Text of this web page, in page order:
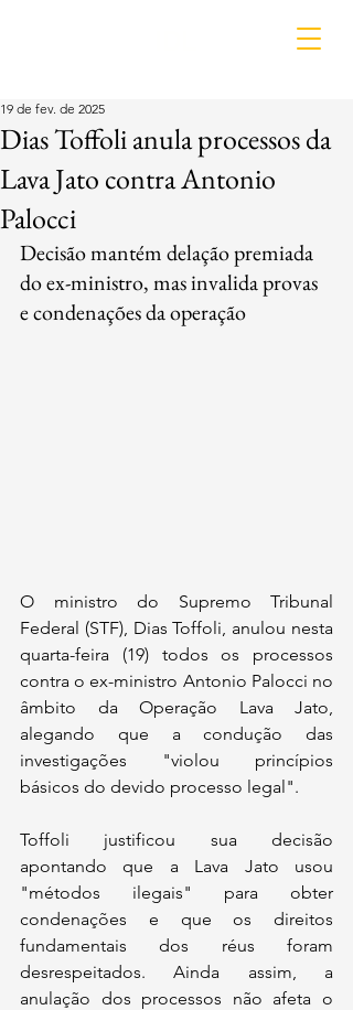
Dias Toffoli anula processos da
Lava Jato contra Antonio
Palocci
19 de fev. de 2025
Decisão mantém delação premiada
do ex-ministro, mas invalida provas
e condenações da operação
O ministro do Supremo Tribunal
Federal (STF), Dias Toffoli, anulou nesta
quarta-feira (19) todos os processos
contra o ex-ministro Antonio Palocci no
âmbito da Operação Lava Jato,
alegando que a condução das
investigações "violou princípios
básicos do devido processo legal".
Toffoli justificou sua decisão
apontando que a Lava Jato usou
"métodos ilegais" para obter
condenações e que os direitos
fundamentais dos réus foram
desrespeitados. Ainda assim, a
anulação dos processos não afeta o